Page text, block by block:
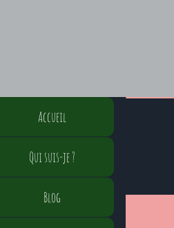
Accueil
Qui suis-je ?
Blog